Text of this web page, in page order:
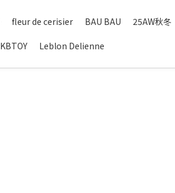
fleur de cerisier BAU BAU 25AW秋冬
KBTOY Leblon Delienne